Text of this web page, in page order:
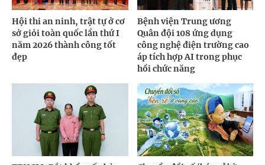
Hội thi an ninh, trật tự ở cơ
sở giỏi toàn quốc lần thứ I
năm 2026 thành công tốt
đẹp
Bệnh viện Trung ương
Quân đội 108 ứng dụng
công nghệ điện trường cao
áp tích hợp AI trong phục
hồi chức năng